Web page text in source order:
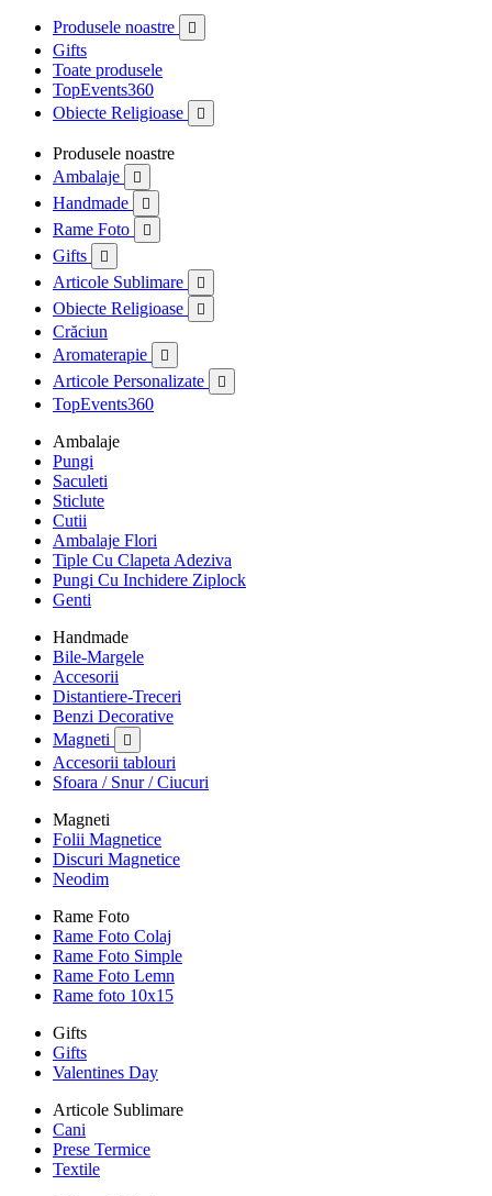
Produsele noastre 
Gifts
Toate produsele
TopEvents360
Obiecte Religioase

Produsele noastre
Ambalaje

Handmade 
Rame Foto 
Gifts 
Articole Sublimare 
Obiecte Religioase 
Crăciun
Aromaterapie

Articole Personalizate 
TopEvents360
Ambalaje
Pungi
Saculeti
Sticlute
Cutii
Ambalaje Flori
Tiple Cu Clapeta Adeziva
Pungi Cu Inchidere Ziplock
Genti
Handmade
Bile-Margele
Accesorii
Distantiere-Treceri
Benzi Decorative
Magneti

Accesorii tablouri
Sfoara / Snur / Ciucuri
Magneti
Folii Magnetice
Discuri Magnetice
Neodim
Rame Foto
Rame Foto Colaj
Rame Foto Simple
Rame Foto Lemn
Rame foto 10x15
Gifts
Gifts
Valentines Day
Articole Sublimare
Cani
Prese Termice
Textile